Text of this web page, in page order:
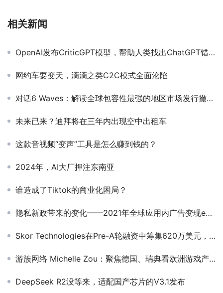
相关新闻
OpenAI发布CriticGPT模型，帮助人类找出ChatGPT错误
网约车要变天，滴滴之类C2C模式全面沦陷
对话6 Waves：解读全球包容性最强的地区市场发行撤出之原因
未来已来？迪拜将在三年内出现空中出租车
这款音视频“变声”工具是怎么赚到钱的？
2024年，AI大厂押注东南亚
谁造成了Tiktok的商业化困局？
隐私新政带来的变化——2021年全球应用内广告变现eCPM概览（Q3更新）
Skor Technologies在Pre-A轮融资中筹集620万美元，旨在攻克印尼尚未充分开发的消费信贷市场，从信用卡问题着手
游族网络 Michelle Zou：聚焦德国、瑞典看欧洲游戏产业之变局及启示
DeepSeek R2没等来，适配国产芯片的V3.1发布